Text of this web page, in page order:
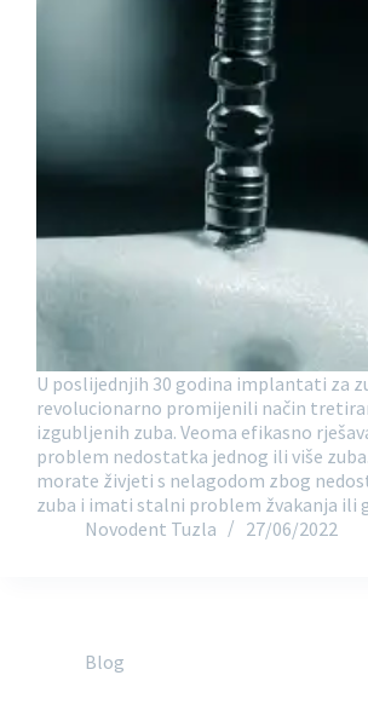
U poslijednjih 30 godina implantati za
revolucionarno promijenili način
izgubljenih zuba. Veoma efikasno
problem nedostatka jednog ili više
morate živjeti s nelagodom zbog
zuba i imati stalni problem žvakanja ili
Novodent Tuzla
27/06/2022
Blog